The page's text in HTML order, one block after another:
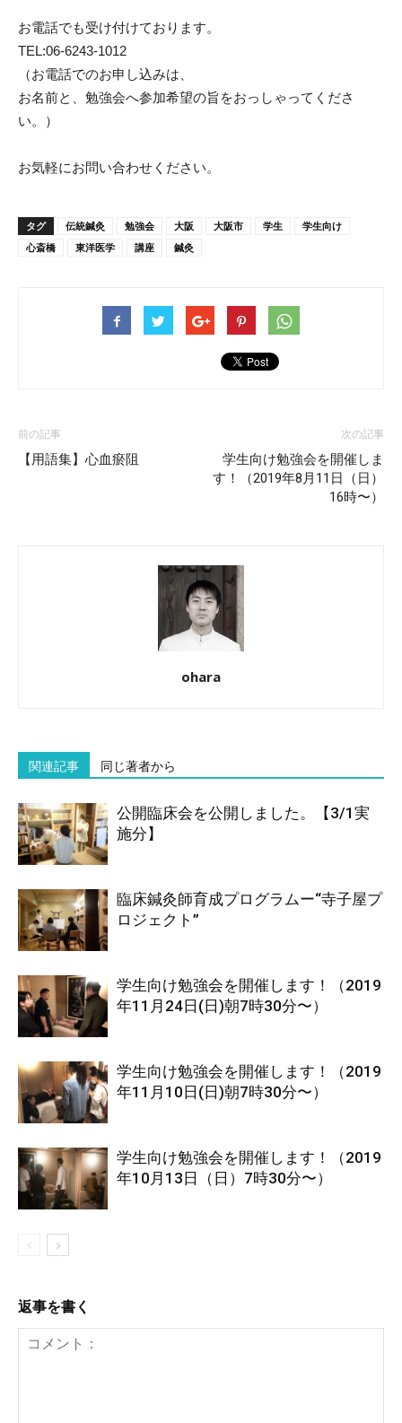
お電話でも受け付けております。
TEL:06-6243-1012
（お電話でのお申し込みは、
お名前と、勉強会へ参加希望の旨をおっしゃってくださ
い。）
お気軽にお問い合わせください。
タグ 伝統鍼灸 勉強会 大阪 大阪市 学生
学生向け
心斎橋
東洋医学 講座 鍼灸
前の記事
【用語集】心血瘀阻
次の記事
学生向け勉強会を開催しま
す！（2019年8月11日（日）
16時〜）
ohara
関連記事 同じ著者から
公開臨床会を公開しました。【3/1実
施分】
臨床鍼灸師育成プログラムー“寺子屋プ
ロジェクト”
学生向け勉強会を開催します！（2019
年11月24日(日)朝7時30分〜）
学生向け勉強会を開催します！（2019
年11月10日(日)朝7時30分〜）
学生向け勉強会を開催します！（2019
年10月13日（日）7時30分〜）
返事を書く